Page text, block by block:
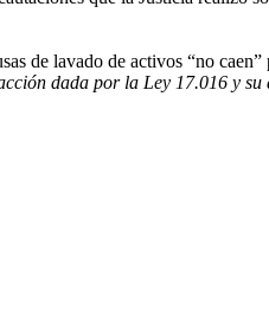
de lavado de activos “no
dada por la Ley 17.016 y